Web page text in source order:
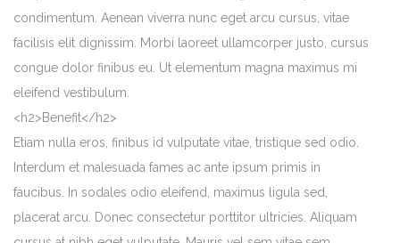
condimentum. Aenean viverra nunc eget arcu cursus, vitae
facilisis elit dignissim. Morbi laoreet ullamcorper justo, cursus
congue dolor finibus eu. Ut elementum magna maximus mi
eleifend vestibulum.
<h2>Benefit</h2>
Etiam nulla eros, finibus id vulputate vitae, tristique sed odio.
Interdum et malesuada fames ac ante ipsum primis in
faucibus. In sodales odio eleifend, maximus ligula sed,
placerat arcu. Donec consectetur porttitor ultricies. Aliquam